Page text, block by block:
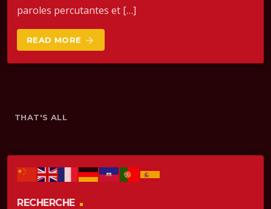
paroles percutantes et […]
READ MORE arrow_forward
THAT'S ALL
RECHERCHE